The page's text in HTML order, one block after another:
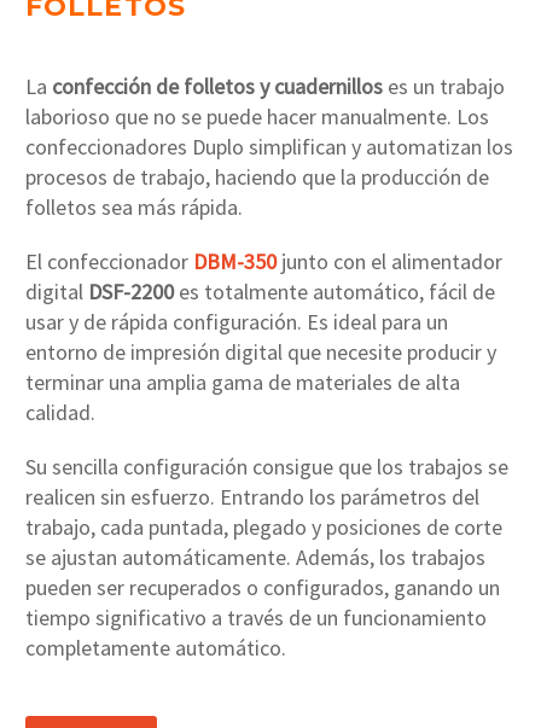
FOLLETOS
La confección de folletos y cuadernillos es un trabajo
laborioso que no se puede hacer manualmente. Los
confeccionadores Duplo simplifican y automatizan los
procesos de trabajo, haciendo que la producción de
folletos sea más rápida.
El confeccionador DBM-350junto con el alimentador
digital DSF-2200es totalmente automático, fácil de
usar y de rápida configuración. Es ideal para un
entorno de impresión digital que necesite producir y
terminar una amplia gama de materiales de alta
calidad.
Su sencilla configuración consigue que los trabajos se
realicen sin esfuerzo. Entrando los parámetros del
trabajo, cada puntada, plegado y posiciones de corte
se ajustan automáticamente. Además, los trabajos
pueden ser recuperados o configurados, ganando un
tiempo significativo a través de un funcionamiento
completamente automático.